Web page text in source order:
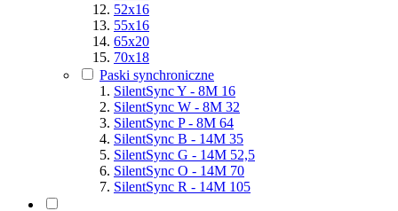
52x16
55x16
65x20
70x18
Paski synchroniczne
SilentSync Y - 8M 16
SilentSync W - 8M 32
SilentSync P - 8M 64
SilentSync B - 14M 35
SilentSync G - 14M 52,5
SilentSync O - 14M 70
SilentSync R - 14M 105